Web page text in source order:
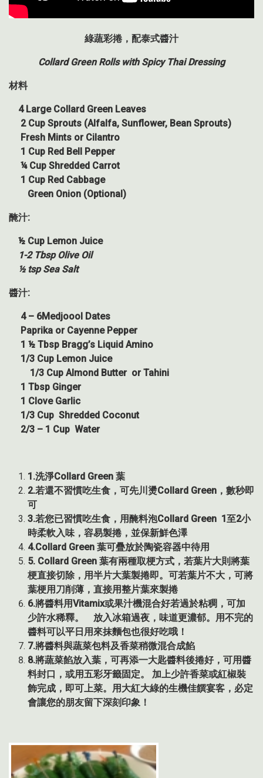
綠蔬彩捲，配泰式醬汁
Collard Green Rolls with Spicy Thai Dressing
材料
4 Large Collard Green Leaves
2 Cup Sprouts (Alfalfa, Sunflower, Bean Sprouts)
Fresh Mints or Cilantro
1 Cup Red Bell Pepper
¼ Cup Shredded Carrot
1 Cup Red Cabbage
Green Onion (Optional)
醃汁:
½ Cup Lemon Juice
1-2 Tbsp Olive Oil
½ tsp Sea Salt
醬汁:
4 – 6Medjoool Dates
Paprika or Cayenne Pepper
1 ½ Tbsp Bragg’s Liquid Amino
1/3 Cup Lemon Juice
1/3 Cup Almond Butter or Tahini
1 Tbsp Ginger
1 Clove Garlic
1/3 Cup Shredded Coconut
2/3 – 1 Cup Water
1.洗淨Collard Green 葉
2.若還不習慣吃生食，可先川燙Collard Green ，數秒即
可
3.若您已習慣吃生食，用醃料泡Collard Green 1 至2小
時柔軟入味，容易製捲，並保新鮮色澤
4.Collard Green 葉可疊放於陶瓷容器中待用
5. Collard Green 葉有兩種取梗方式，若葉片大則將葉
梗直接切除，用半片大葉製捲即。可若葉片不大，可將
葉梗用刀削薄，直接用整片葉來製捲
6.將醬料用Vitamix或果汁機混合好若過於粘稠，可加
少許水稀釋。 放入冰箱過夜，味道更濃郁。用不完的
醬料可以平日用來抹麵包也很好吃哦！
7.將醬料與蔬菜包料及香菜稍微混合成餡
8.將蔬菜餡放入葉，可再添一大匙醬料後捲好，可用醬
料封口，或用五彩牙籤固定。
加上少許香菜或紅椒裝
飾完成，即可上菜。用大紅大綠的生機佳饌宴客，必定
會讓您的朋友留下深刻印象！